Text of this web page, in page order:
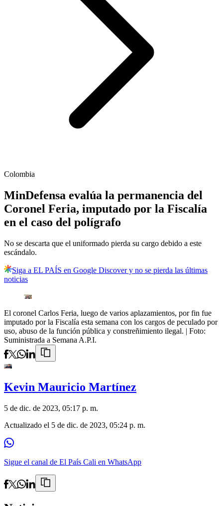
Colombia
MinDefensa evalúa la permanencia del
Coronel Feria, imputado por la Fiscalía
en el caso del polígrafo
No se descarta que el uniformado pierda su cargo debido a este
escándalo.
Siga a EL PAÍS en Google Discover y no se pierda las últimas
noticias
El coronel Carlos Feria, luego de varios aplazamientos, por fin fue
imputado por la Fiscalía esta semana con los cargos de peculado por
uso, abuso de la función pública y constreñimiento ilegal. | Foto:
Suministrada a Semana A.P.I.
Kevin Mauricio Martínez
5 de dic. de 2023, 05:17 p. m.
Actualizado el 5 de dic. de 2023, 05:24 p. m.
Sigue el canal de El País Cali en WhatsApp